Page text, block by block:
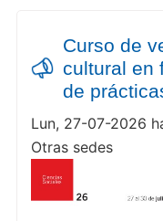
Curso de
cultural en
de
Lun, 27-07-2026
Otras sedes